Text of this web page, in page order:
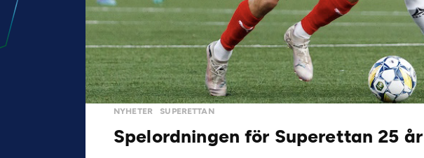
NYHETER SUPERETTAN
Spelordningen för Superettan 25 år